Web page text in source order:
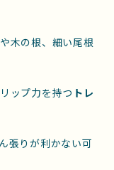
木の根、細い尾根
ップ力を持つ トレ
張りが利かない可